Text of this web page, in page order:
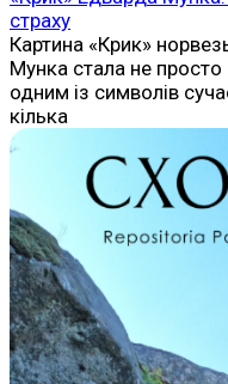
страху
Картина «Крик»
Мунка стала не
одним із символів
кілька